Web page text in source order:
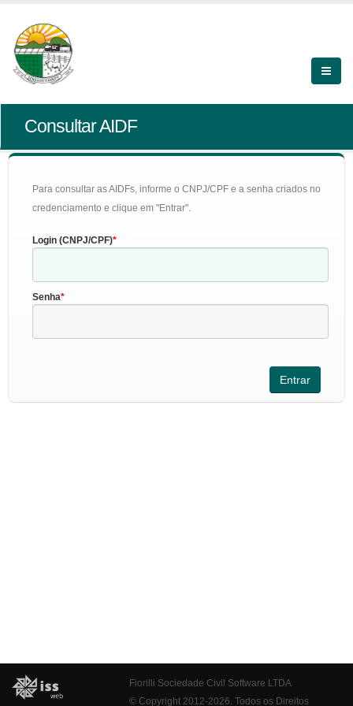
Consultar AIDF
Para consultar as AIDFs, informe o CNPJ/CPF e a senha criados no
credenciamento e clique em "Entrar".
Login (CNPJ/CPF)
Senha
Fiorilli Sociedade Civil Software LTDA
© Copyright 2012-2026. Todos os Direitos